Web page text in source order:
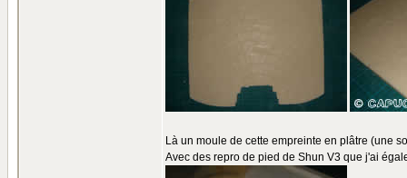
Là un moule de cette empreinte en plâtre (une
Avec des repro de pied de Shun V3 que j'ai